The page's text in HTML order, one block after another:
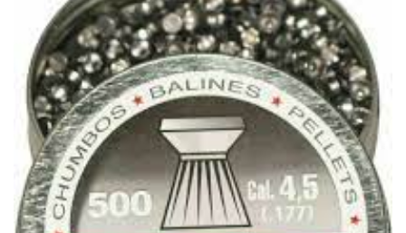
Añadir
a la
lista
de
deseos